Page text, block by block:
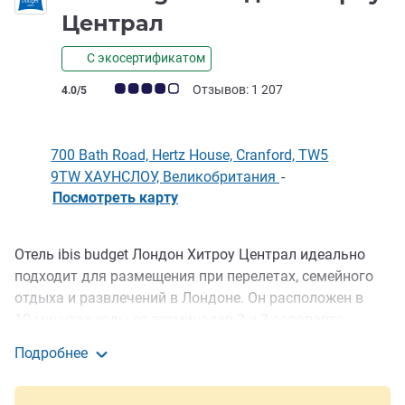
Централ
С экосертификатом
Примечание: отзывы клиентов (Рейтинг ALL)
4.0/5 Отзывов: 1 207
700 Bath Road, Hertz House, Cranford, TW5
9TW ХАУНСЛОУ, Великобритания -
Посмотреть карту
Описание
Отель ibis budget Лондон Хитроу Централ идеально
подходит для размещения при перелетах, семейного
отдыха и развлечений в Лондоне. Он расположен в
автостоянка. Также там останавливается шаттл отеля
Hoppa. Вы можете отдохнуть в нашем ресторане или
Подробнее